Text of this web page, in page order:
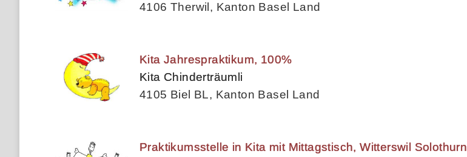
4106 Therwil, Kanton Basel Land
Kita Jahrespraktikum, 100%
Kita Chinderträumli
4105 Biel BL, Kanton Basel Land
Praktikumsstelle in Kita mit Mittagstisch, Witterswil Solothurn